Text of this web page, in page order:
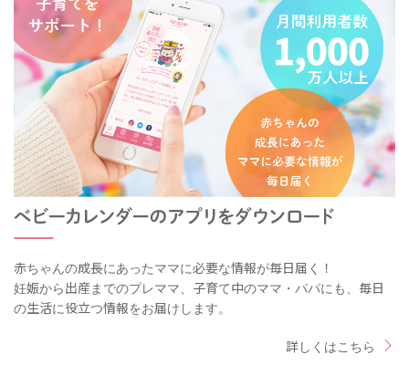
赤ちゃんの成長にあったママに必要な情報が毎日届く！
妊娠から出産までのプレママ、子育て中のママ・パパにも、毎日
の生活に役立つ情報をお届けします。
詳しくはこちら